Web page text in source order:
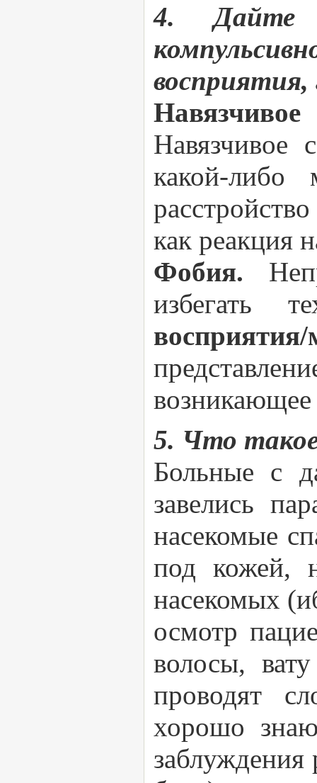
4. Дайте
Навязчивое
Навязчивое
какой-
как реакция
Фобия.
избегать
возникающее
5. Что
Больные с
завелись
насекомые
под кожей,
насекомых
осмотр
волосы,
проводят
хорошо
заблуждения